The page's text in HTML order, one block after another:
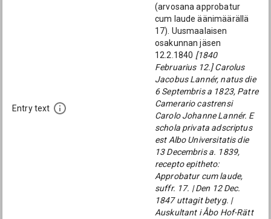
Entry text
(arvosana approbatur
cum laude äänimäärällä
17). Uusmaalaisen
osakunnan jäsen
12.2.1840 [1840
Februarius 12.] Carolus
Jacobus Lannér, natus die
6 Septembris a 1823, Patre
Camerario castrensi
Carolo Johanne Lannér. E
schola privata adscriptus
est Albo Universitatis die
13 Decembris a. 1839,
recepto epitheto:
Approbatur cum laude,
suffr. 17. | Den 12 Dec.
1847 uttagit betyg. |
Auskultant i Åbo Hof-Rätt